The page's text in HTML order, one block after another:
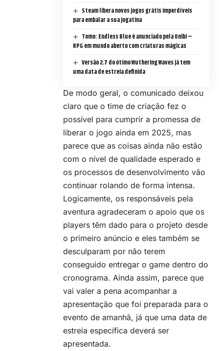
Steam libera novos jogos grátis imperdíveis
para embalar a sua jogatina
Tomo: Endless Blue é anunciado pela Onibi –
RPG em mundo aberto com criaturas mágicas
Versão 2.7 do ótimo Wuthering Waves já tem
uma data de estreia definida
De modo geral, o comunicado deixou
claro que o time de criação fez o
possível para cumprir a promessa de
liberar o jogo ainda em 2025, mas
parece que as coisas ainda não estão
com o nível de qualidade esperado e
os processos de desenvolvimento vão
continuar rolando de forma intensa.
Logicamente, os responsáveis pela
aventura agradeceram o apoio que os
players têm dado para o projeto desde
o primeiro anúncio e eles também se
desculparam por não terem
conseguido entregar o game dentro do
cronograma. Ainda assim, parece que
vai valer a pena acompanhar a
apresentação que foi preparada para o
evento de amanhã, já que uma data de
estreia específica deverá ser
apresentada.